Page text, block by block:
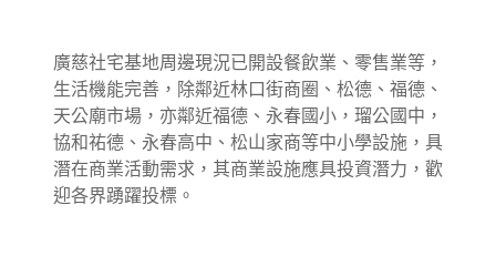
廣慈社宅基地周邊現況已開設餐飲業、零售業等，
生活機能完善，除鄰近林口街商圈、松德、福德、
天公廟市場，亦鄰近福德、永春國小，瑠公國中，
協和祐德、永春高中、松山家商等中小學設施，具
潛在商業活動需求，其商業設施應具投資潛力，歡
迎各界踴躍投標。